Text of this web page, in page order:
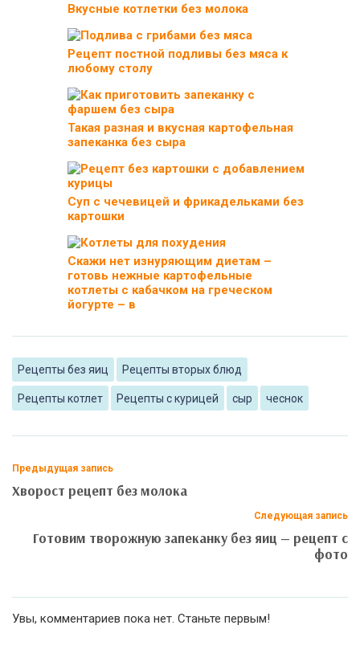
Вкусные котлетки без молока
Рецепт постной подливы без мяса к
любому столу
Такая разная и вкусная картофельная
запеканка без сыра
Суп с чечевицей и фрикадельками без
картошки
Скажи нет изнуряющим диетам –
готовь нежные картофельные
котлеты с кабачком на греческом
йогурте – в
Рецепты без яиц Рецепты вторых блюд
Рецепты котлет Рецепты с курицей сыр чеснок
Предыдущая запись
Хворост рецепт без молока
Следующая запись
Готовим творожную запеканку без яиц — рецепт с
фото
Увы, комментариев пока нет. Станьте первым!